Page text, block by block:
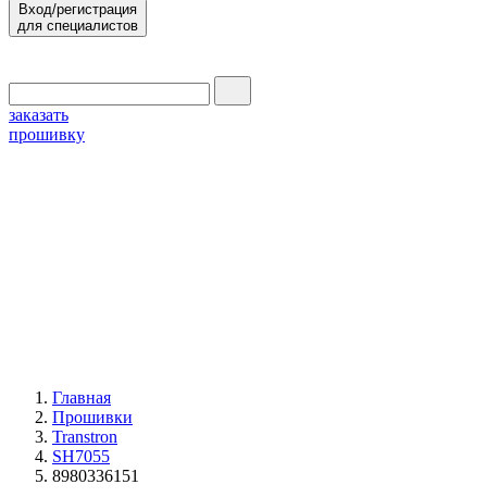
Вход/регистрация
для специалистов
заказать
прошивку
Главная
Прошивки
Transtron
SH7055
8980336151